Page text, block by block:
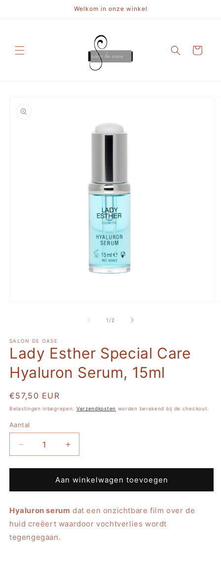
Welkom in onze winkel
Winkelwagen
1 /van
2
SALON DE OASE
Lady Esther Special Care
Hyaluron Serum, 15ml
Normale
prijs
€57,50 EUR
Belastingen inbegrepen. Verzendkosten worden berekend bij de checkout.
Aantal
Aantal
verlagen
voor
Esther
Care
Hyaluron
15ml
Aantal
verhogen
voor
Lady
Esther
Care
Hyaluron
Aan winkelwagen toevoegen
Hyaluron serum dat een onzichtbare film over de
huid creëert waardoor vochtverlies wordt
tegengegaan.